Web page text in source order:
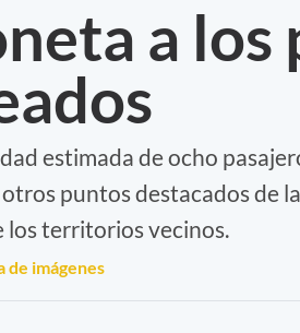
a los
estimada de ocho
puntos destacados de
los territorios vecinos.
de imágenes